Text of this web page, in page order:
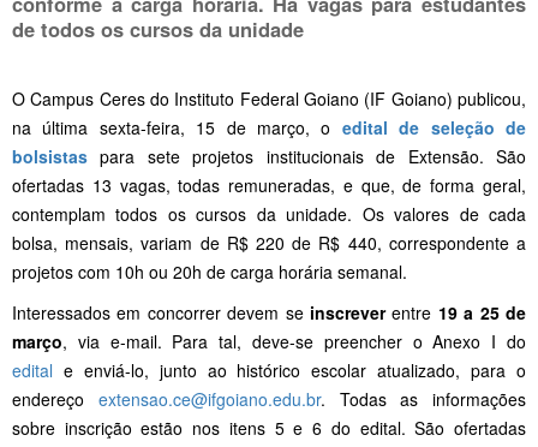
de todos os cursos da unidade
O Campus Ceres do Instituto Federal Goiano (IF Goiano) publicou,
na última sexta-feira, 15 de março, o edital de seleção de
bolsistas para sete projetos institucionais de Extensão. São
ofertadas 13 vagas, todas remuneradas, e que, de forma geral,
contemplam todos os cursos da unidade. Os valores de cada
bolsa, mensais, variam de R$ 220 de R$ 440, correspondente a
projetos com 10h ou 20h de carga horária semanal.
Interessados em concorrer devem se inscreverentre 19 a 25 de
março, via e-mail. Para tal, deve-se preencher o Anexo I do
edital e enviá-lo, junto ao histórico escolar atualizado, para o
endereço extensao.ce@ifgoiano.edu.br. Todas as informações
sobre inscrição estão nos itens 5 e 6 do edital. São ofertadas